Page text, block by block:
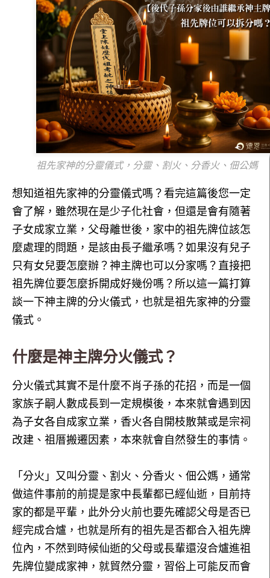
祖先家神的分靈儀式，分靈、割火、分香火、佃公媽
想知道祖先家神的分靈儀式嗎？看完這篇後您一定
會了解，雖然現在是少子化社會，但還是會有隨著
子女成家立業，父母離世後，家中的祖先牌位該怎
麼處理的問題，是該由長子繼承嗎？如果沒有兒子
只有女兒要怎麼辦？神主牌也可以分家嗎？直接把
祖先牌位要怎麼拆開成好幾份嗎？所以這一篇打算
談一下神主牌的分火儀式，也就是祖先家神的分靈
儀式。
什麼是神主牌分火儀式？
分火儀式其實不是什麼不肖子孫的花招，而是一個
家族子嗣人數成長到一定規模後，本來就會遇到因
為子女各自成家立業，香火各自開枝散葉或是宗祠
改建、祖厝搬遷因素，本來就會自然發生的事情。
「分火」又叫分靈、割火、分香火、佃公媽，通常
做這件事前的前提是家中長輩都已經仙逝，目前持
家的都是平輩，此外分火前也要先確認父母是否已
經完成合爐，也就是所有的祖先是否都合入祖先牌
位內，不然到時候仙逝的父母或長輩還沒合爐進祖
先牌位變成家神，就貿然分靈，習俗上可能反而會